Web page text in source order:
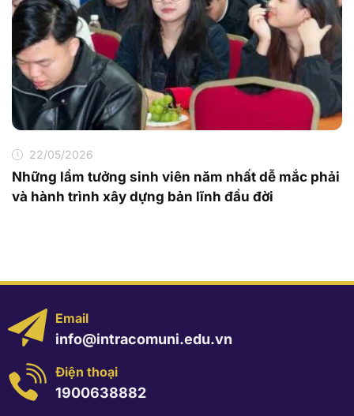
22/05/2026
Những lầm tưởng sinh viên năm nhất dễ mắc phải
và hành trình xây dựng bản lĩnh đầu đời
Email
info@intracomuni.edu.vn
Điện thoại
1900638882